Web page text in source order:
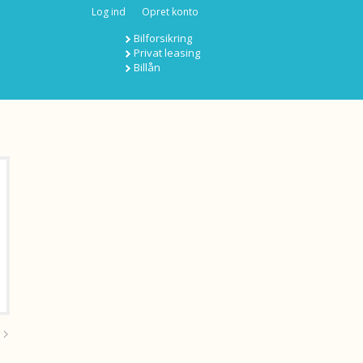
Log ind Opret konto
Bilforsikring
Privat leasing
Billån